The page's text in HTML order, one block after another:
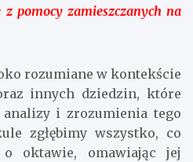
pomocy zamieszczanych na
rozumiane w kontekście
innych dziedzin, które
i zrozumienia tego
zgłębimy wszystko, co
oktawie, omawiając jej